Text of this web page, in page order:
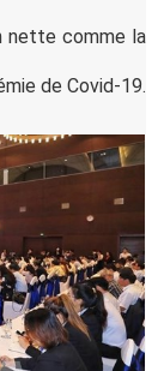
nette comme la
de Covid-19.